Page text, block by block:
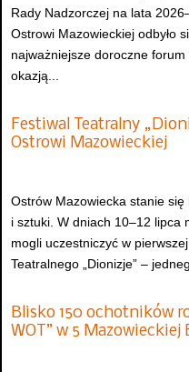
Rady Nadzorczej na lata
Ostrowi Mazowieckiej odbyło
najważniejsze doroczne
okazją...
Festiwal Teatralny
Ostrowi Mazowieckiej
Ostrów Mazowiecka stanie
i sztuki. W dniach 10–12 lipca
mogli uczestniczyć w
Teatralnego „Dionizje” –
Blisko 150 ochotników
WOT” w 5 Mazowieckiej